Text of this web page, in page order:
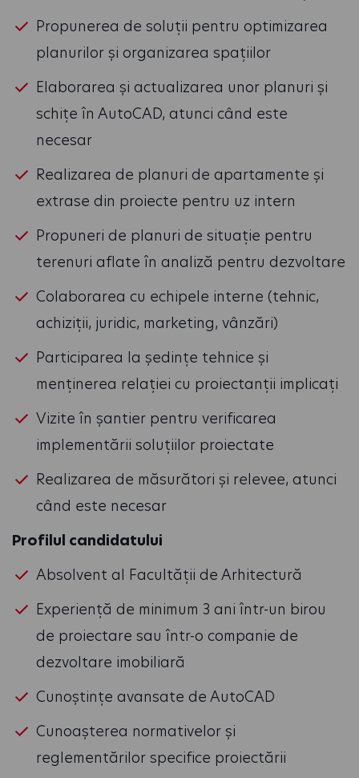
Propunerea de soluții pentru optimizarea
planurilor și organizarea spațiilor
Elaborarea și actualizarea unor planuri și
schițe în AutoCAD, atunci când este
necesar
Realizarea de planuri de apartamente și
extrase din proiecte pentru uz intern
Propuneri de planuri de situație pentru
terenuri aflate în analiză pentru dezvoltare
Colaborarea cu echipele interne (tehnic,
achiziții, juridic, marketing, vânzări)
Participarea la ședințe tehnice și
menținerea relației cu proiectanții implicați
Vizite în șantier pentru verificarea
implementării soluțiilor proiectate
Realizarea de măsurători și relevee, atunci
când este necesar
Profilul candidatului
Absolvent al Facultății de Arhitectură
Experiență de minimum 3 ani într-un birou
de proiectare sau într-o companie de
dezvoltare imobiliară
Cunoștințe avansate de AutoCAD
Cunoașterea normativelor și
reglementărilor specifice proiectării